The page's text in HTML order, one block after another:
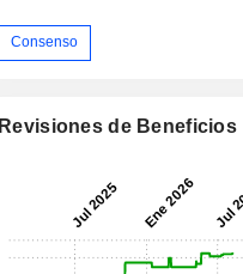
Consenso
Revisiones de Beneficios